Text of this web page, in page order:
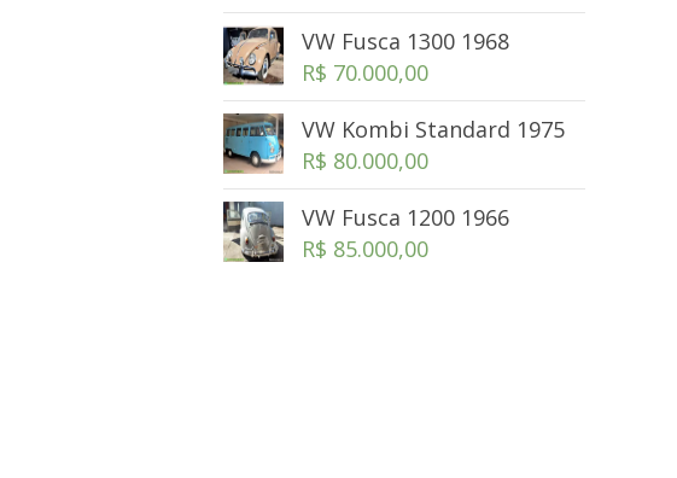
VW Fusca 1300 1968
R$ 70.000,00
VW Kombi Standard 1975
R$ 80.000,00
VW Fusca 1200 1966
R$ 85.000,00